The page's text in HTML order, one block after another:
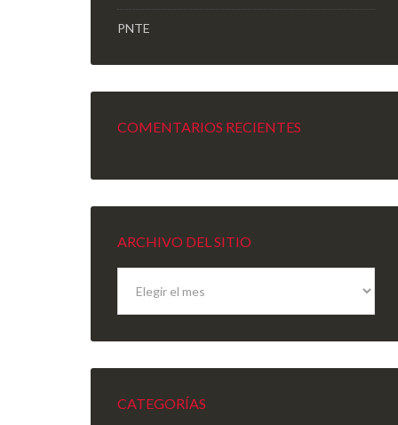
PNTE
COMENTARIOS RECIENTES
ARCHIVO DEL SITIO
sitio
CATEGORÍAS